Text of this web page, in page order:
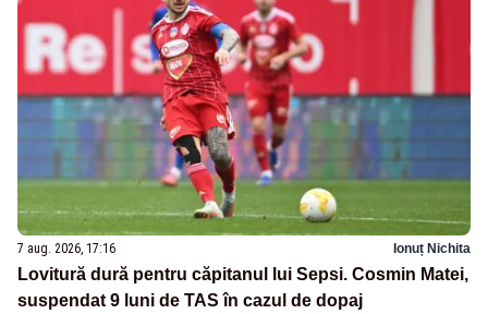
7 aug. 2026, 17:16 Ionuț Nichita
Lovitură dură pentru căpitanul lui Sepsi. Cosmin Matei,
suspendat 9 luni de TAS în cazul de dopaj